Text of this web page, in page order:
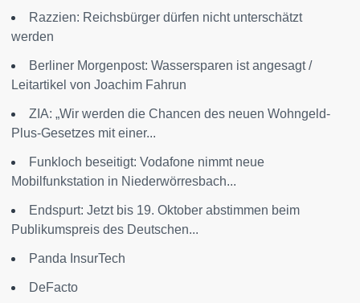
Razzien: Reichsbürger dürfen nicht unterschätzt
werden
Berliner Morgenpost: Wassersparen ist angesagt /
Leitartikel von Joachim Fahrun
ZIA: „Wir werden die Chancen des neuen Wohngeld-
Plus-Gesetzes mit einer...
Funkloch beseitigt: Vodafone nimmt neue
Mobilfunkstation in Niederwörresbach...
Endspurt: Jetzt bis 19. Oktober abstimmen beim
Publikumspreis des Deutschen...
Panda InsurTech
DeFacto